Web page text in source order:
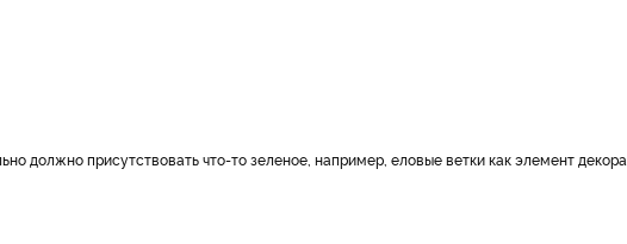
должно присутствовать что-то зеленое, например, еловые ветки как элемент декора